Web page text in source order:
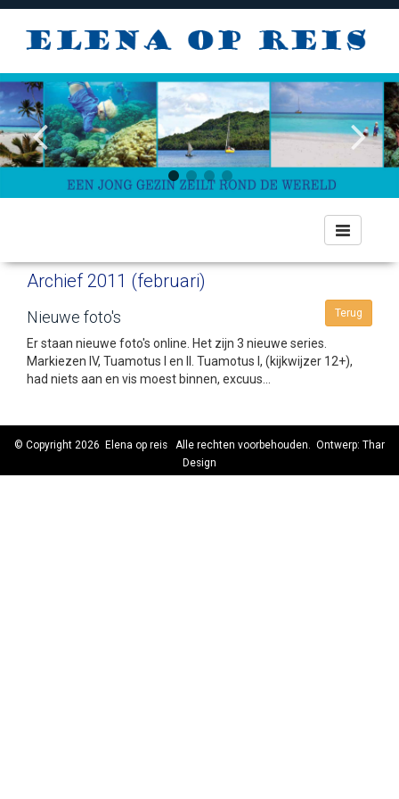
Toggle
navigation
Archief 2011 (februari)
Terug
Nieuwe foto's
Er staan nieuwe foto's online. Het zijn 3 nieuwe series.
Markiezen IV, Tuamotus I en II. Tuamotus I, (kijkwijzer 12+),
had niets aan en vis moest binnen, excuus...
© Copyright 2026 Elena op reis Alle rechten voorbehouden. Ontwerp: Thar
Design